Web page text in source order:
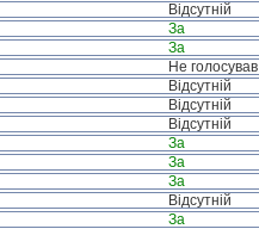
Відсутній
За
За
Не голосував
Відсутній
Відсутній
Відсутній
За
За
За
Відсутній
За